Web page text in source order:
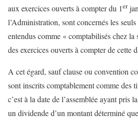
aux exercices ouverts à compter du 1er
l’Administration, sont concernés les
entendus comme « comptabilisés chez la
des exercices ouverts à compter de cette
A cet égard, sauf clause ou convention
sont inscrits comptablement comme des
c’est à la date de l’assemblée ayant pris
un dividende d’un montant déterminé